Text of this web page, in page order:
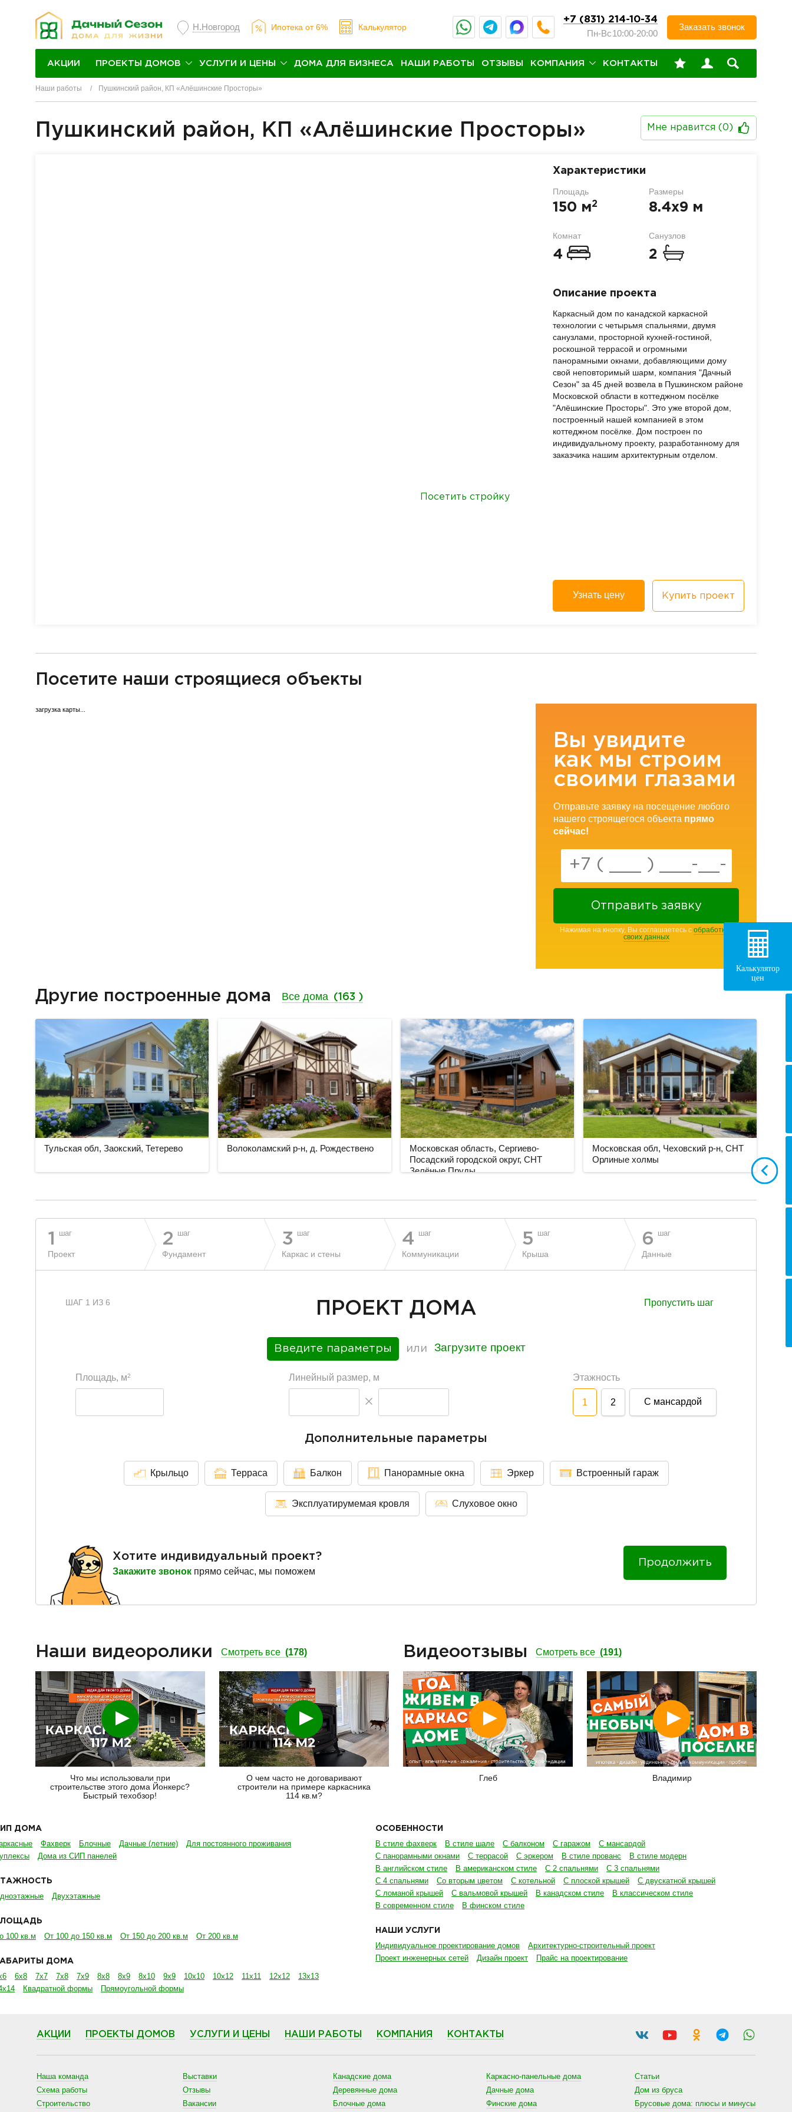
Н.Новгород Ипотека от 6% Калькулятор
+7 (831) 214-10-34
Пн-Вс10:00-20:00
Заказать звонок
АКЦИИ ПРОЕКТЫ ДОМОВ УСЛУГИ И ЦЕНЫ ДОМА ДЛЯ БИЗНЕСА НАШИ РАБОТЫ ОТЗЫВЫ КОМПАНИЯ КОНТАКТЫ
Наши работы Пушкинский район, КП «Алёшинские Просторы»
Пушкинский район, КП «Алёшинские Просторы» Мне нравится ( 0 )
Посетить стройку
Характеристики
Площадь
150 м2
Размеры
8.4х9 м
Комнат
4
Санузлов
2
Описание проекта
Каркасный дом по канадской каркасной
технологии с четырьмя спальнями, двумя
санузлами, просторной кухней-гостиной,
роскошной террасой и огромными
панорамными окнами, добавляющими дому
свой неповторимый шарм, компания "Дачный
Сезон" за 45 дней возвела в Пушкинском районе
Московской области в коттеджном посёлке
"Алёшинские Просторы". Это уже второй дом,
построенный нашей компанией в этом
коттеджном посёлке. Дом построен по
индивидуальному проекту, разработанному для
заказчика нашим архитектурным отделом.
Узнать цену Купить проект
Посетите наши строящиеся объекты
загрузка карты...
Вы увидите
как мы строим
своими глазами
Отправьте заявку на посещение любого
нашего строящегося объекта прямо
сейчас!
Отправить заявку
Нажимая на кнопку, Вы соглашаетесь с обработкой
своих данных
Другие построенные дома Все дома (163 )
Тульская обл, Заокский, Тетерево Волоколамский р-н, д. Рождествено
Московская область, Сергиево-
Посадский городской округ, СНТ
Зелёные Пруды
Московская обл, Чеховский р-н, СНТ
Орлиные холмы
1 шаг
Проект
2 шаг
Фундамент
3 шаг
Каркас и стены
4 шаг
Коммуникации
5 шаг
Крыша
6 шаг
Данные
ШАГ 1 ИЗ 6 ПРОЕКТ ДОМА Пропустить шаг
Введите параметры или Загрузите проект
Площадь, м2 Линейный размер, м Этажность
1 2 С мансардой
Дополнительные параметры
Крыльцо Терраса Балкон Панорамные окна Эркер Встроенный гараж
Эксплуатирумемая кровля Слуховое окно
Хотите индивидуальный проект?
Закажите звонок прямо сейчас, мы поможем
Продолжить
Наши видеоролики Смотреть все (178)
Смотреть
Что мы использовали при
строительстве этого дома Йонкерс?
Быстрый техобзор!
Смотреть
О чем часто не договаривают
строители на примере каркасника
114 кв.м?
Видеоотзывы Смотреть все (191)
Смотреть
Глеб
Смотреть
Владимир
ДОМА
Фахверк Блочные Дачные (летние)
Для постоянного проживания
Дома из СИП панелей
Двухэтажные
100 кв.м От 100 до 150 кв.м От 150 до 200 кв.м От 200 кв.м
ДОМА
6х8 7х7 7х8 7х9 8х8 8х9 8х10 9х9 10х10 10х12 11х11 12х12
13х13
Квадратной формы Прямоугольной формы
ОСОБЕННОСТИ
В стиле фахверк В стиле шале С балконом С гаражом
С мансардой
С панорамными окнами
С террасой С эркером В стиле прованс
В стиле модерн
В английском стиле
В американском стиле С 2 спальнями
С 3 спальнями
С 4 спальнями
Со вторым цветом С котельной С плоской крышей
С двускатной крышей
С ломаной крышей
С вальмовой крышей В канадском стиле
В классическом стиле
В современном стиле
В финском стиле
НАШИ УСЛУГИ
Индивидуальное проектирование домов
Архитектурно-строительный проект
Проект инженерных сетей
Дизайн проект Прайс на проектирование
АКЦИИ ПРОЕКТЫ ДОМОВ УСЛУГИ И ЦЕНЫ НАШИ РАБОТЫ КОМПАНИЯ КОНТАКТЫ
Наша команда
Схема работы
Строительство
Выставки
Отзывы
Вакансии
Канадские дома
Деревянные дома
Блочные дома
Каркасно-панельные дома
Дачные дома
Финские дома
Статьи
Дом из бруса
Брусовые дома: плюсы и минусы
Калькулятор
цен